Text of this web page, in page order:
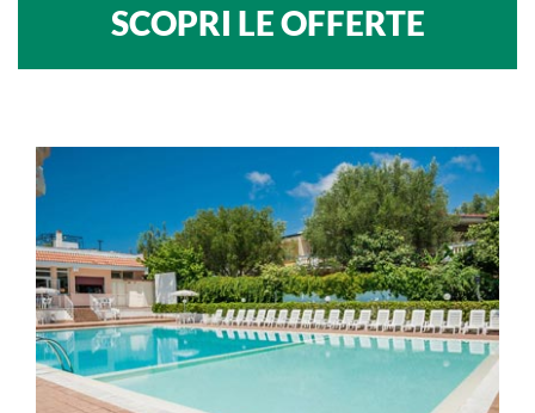
SCOPRI LE OFFERTE